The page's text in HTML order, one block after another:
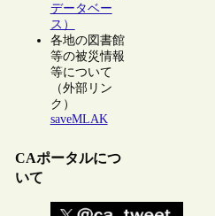
データベー
ス）
各地の図書館
等の被災情報
等について
（外部リン
ク）
saveMLAK
CAポータルにつ
いて